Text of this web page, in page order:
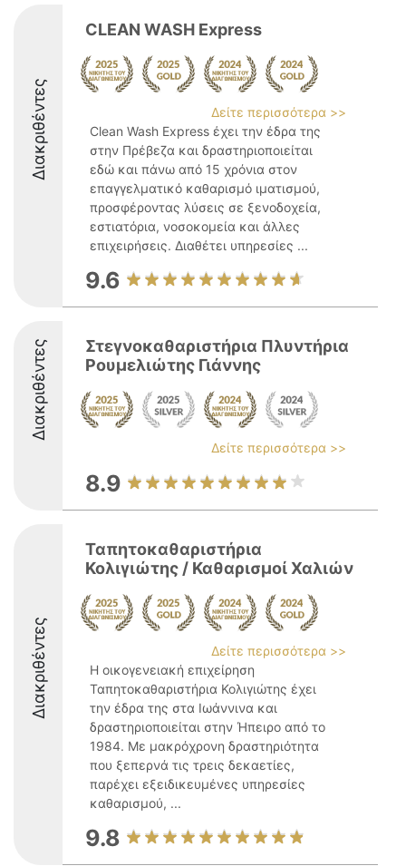
Διακριθέντες
CLEAN WASH Express
Δείτε περισσότερα >>
Clean Wash Express έχει την έδρα της
στην Πρέβεζα και δραστηριοποιείται
εδώ και πάνω από 15 χρόνια στον
επαγγελματικό καθαρισμό ιματισμού,
προσφέροντας λύσεις σε ξενοδοχεία,
εστιατόρια, νοσοκομεία και άλλες
επιχειρήσεις. Διαθέτει υπηρεσίες ...
9.6
Διακριθέντες
Στεγνοκαθαριστήρια Πλυντήρια
Ρουμελιώτης Γιάννης
Δείτε περισσότερα >>
8.9
Διακριθέντες
Ταπητοκαθαριστήρια
Κολιγιώτης / Καθαρισμοί Χαλιών
Δείτε περισσότερα >>
Η οικογενειακή επιχείρηση
Ταπητοκαθαριστήρια Κολιγιώτης έχει
την έδρα της στα Ιωάννινα και
δραστηριοποιείται στην Ήπειρο από το
1984. Με μακρόχρονη δραστηριότητα
που ξεπερνά τις τρεις δεκαετίες,
παρέχει εξειδικευμένες υπηρεσίες
καθαρισμού, ...
9.8